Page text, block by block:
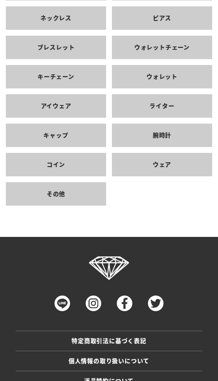
ネックレス ピアス
ブレスレット ウォレットチェーン
キーチェーン ウォレット
アイウェア ライター
キャップ 腕時計
コイン ウェア
その他
特定商取引法に基づく表記
個人情報の取り扱いについて